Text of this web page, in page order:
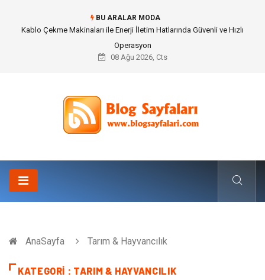
BU ARALAR MODA
Kablo Çekme Makinaları ile Enerji İletim Hatlarında Güvenli ve Hızlı
Operasyon
08 Ağu 2026, Cts
AnaSayfa Tarım & Hayvancılık
KATEGORI : TARIM & HAYVANCILIK